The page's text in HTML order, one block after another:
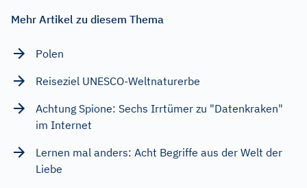
Mehr Artikel zu diesem Thema
Polen
Reiseziel UNESCO-Weltnaturerbe
Achtung Spione: Sechs Irrtümer zu "Datenkraken"
im Internet
Lernen mal anders: Acht Begriffe aus der Welt der
Liebe